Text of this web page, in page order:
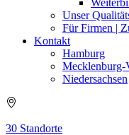
Unser
Für Firmen |
Kontakt
Hamburg
Mecklenburg-
Niedersachsen
30 Standorte